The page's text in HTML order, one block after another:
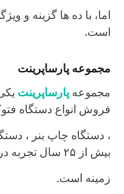
اما، با ده ها گزینه و
است.
مجموعه پارساپرینت
مجموعهپارساپرینت
فروش انواع دستگاه
،دستگاه چاپ بنر ،
بیش از ۲۵ سال تجربه در این
زمینه است.